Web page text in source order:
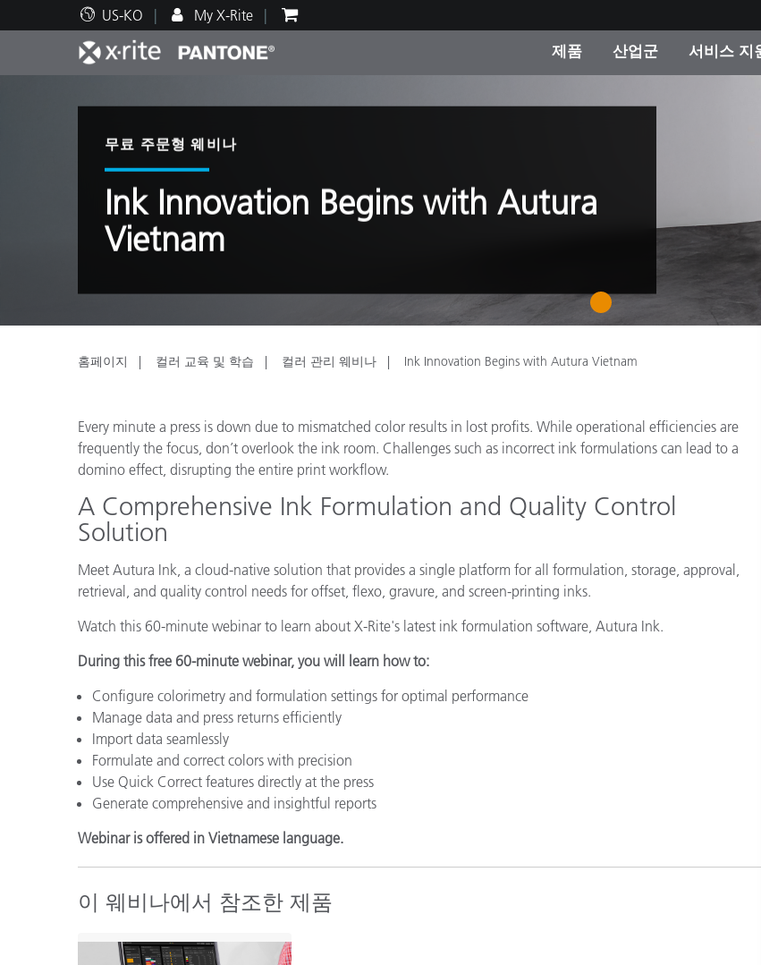
US-KO My X-Rite
제품
주요 제품 제품 카테고리
제품을 찾을 수 없나
산업군
인쇄 및 패키징 페인트 및 코팅
OEM 디스플레이
식품 컬러 측정
종이/페이퍼
건축 자재
내구재
서비스 지
기술 지원 서비스 및 유지보수 X-Rite 코리아 연락
교육 리소스 교육 컨설팅 및 감사
인기 다운로드
무료 주문형 웨비나
Ink Innovation Begins with Autura
Vietnam
1
홈페이지 컬러 교육 및 학습 컬러 관리 웨비나 Ink Innovation Begins with Autura Vietnam
Every minute a press is down due to mismatched color results in lost profits. While operational efficiencies are
frequently the focus, don’t overlook the ink room. Challenges such as incorrect ink formulations can lead to a
domino effect, disrupting the entire print workflow.
A Comprehensive Ink Formulation and Quality Control
Solution
Meet Autura Ink, a cloud-native solution that provides a single platform for all formulation, storage, approval,
retrieval, and quality control needs for offset, flexo, gravure, and screen-printing inks.
Watch this 60-minute webinar to learn about X-Rite's latest ink formulation software, Autura Ink.
During this free 60-minute webinar, you will learn how to:
Configure colorimetry and formulation settings for optimal performance
Manage data and press returns efficiently
Import data seamlessly
Formulate and correct colors with precision
Use Quick Correct features directly at the press
Generate comprehensive and insightful reports
Webinar is offered in Vietnamese language.
이 웨비나에서 참조한 제품